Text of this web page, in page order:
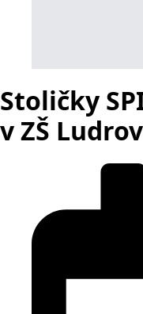
Stoličky
v ZŠ